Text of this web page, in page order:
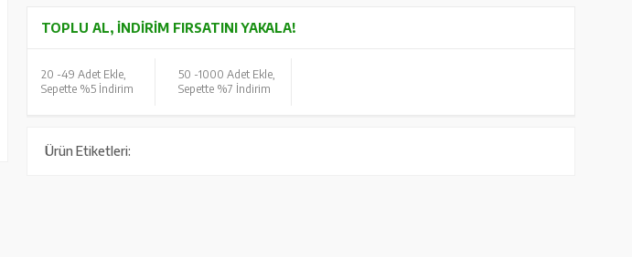
TOPLU AL, İNDIRIM FIRSATINI YAKALA!
20 -49 Adet Ekle,
Sepette %5 İndirim
50 -1000 Adet Ekle,
Sepette %7 İndirim
Ürün Etiketleri: